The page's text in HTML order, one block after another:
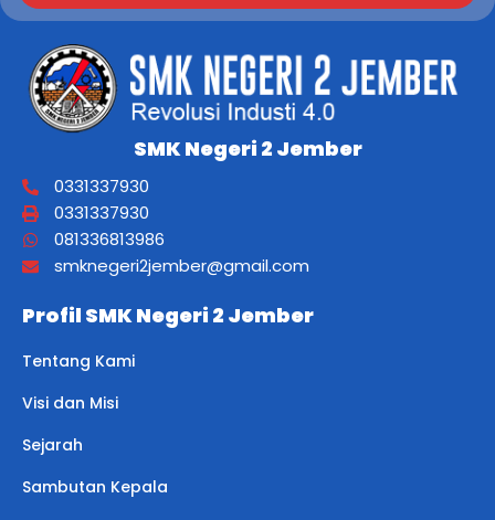
SMK Negeri 2 Jember
0331337930
0331337930
081336813986
smknegeri2jember@gmail.com
Profil SMK Negeri 2 Jember
Tentang Kami
Visi dan Misi
Sejarah
Sambutan Kepala